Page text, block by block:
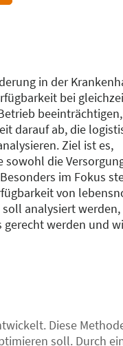
in der
bei
darauf ab, die
Ziel ist es,
die
im Fokus
von
analysiert
werden und
Diese
soll. Durch